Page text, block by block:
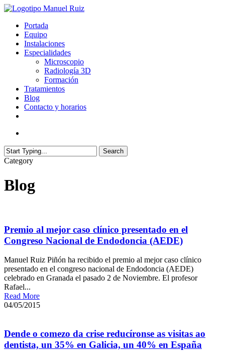
Skip
main
content
search
Menu
Portada
Equipo
Instalaciones
Especialidades
Microscopio
Radiología 3D
Formación
Tratamientos
Blog
Contacto y horarios
Search
Close
Category
Blog
Premio al mejor caso clínico presentado en el
Congreso Nacional de Endodoncia (AEDE)
Manuel Ruiz Piñón ha recibido el premio al mejor caso clínico
presentado en el congreso nacional de Endodoncia (AEDE)
celebrado en Granada el pasado 2 de Noviembre. El profesor
Rafael...
Read More
04/05/2015
Dende o comezo da crise reducíronse as visitas ao
dentista, un 35% en Galicia, un 40% en España